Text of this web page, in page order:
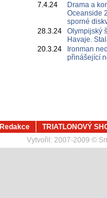
7.4.24
Drama a
Oceanside
sporné
28.3.24
Olympijský
Havaje.
20.3.24
Ironman
přinášející
Redakce
TRIATLONOVÝ
Vytvořil: 2007-2009 ©